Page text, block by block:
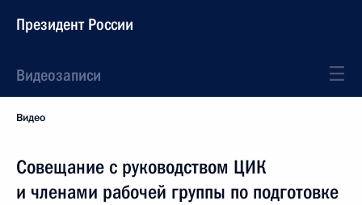
Президент России
Видеозаписи
Видео
Совещание с руководством ЦИК
и членами рабочей группы по подготовке